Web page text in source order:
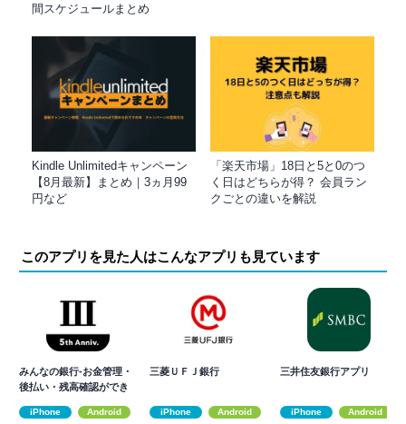
間スケジュールまとめ
Kindle Unlimitedキャンペーン
【8月最新】まとめ｜3ヵ月99
円など
「楽天市場」18日と5と0のつ
く日はどちらが得？ 会員ラン
クごとの違いを解説
このアプリを見た人はこんなアプリも見ています
みんなの銀行-お金管理・
後払い・残高確認ができ
iPhone Android
三菱ＵＦＪ銀行
iPhone Android
三井住友銀行アプリ
iPhone Android